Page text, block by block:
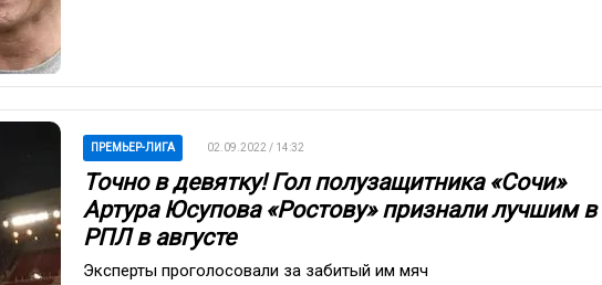
ПРЕМЬЕР-ЛИГА 02.09.2022 / 14:32
Точно в девятку! Гол полузащитника «Сочи»
Артура Юсупова «Ростову» признали лучшим в
РПЛ в августе
Эксперты проголосовали за забитый им мяч